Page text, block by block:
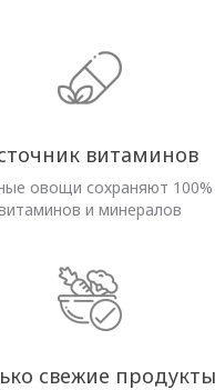
витаминов
овощи сохраняют 100%
и минералов
свежие продукты